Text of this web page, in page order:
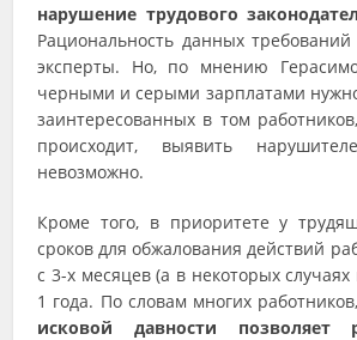
нарушение трудового
Рациональность данных
эксперты. Но, по мнению
черными и серыми зарплатами
заинтересованных в том
происходит, выявить
невозможно.
Кроме того, в приоритете у
сроков для обжалования действий
с 3-х месяцев (а в некоторых
1 года. По словам многих работников,
исковой давности позволяет